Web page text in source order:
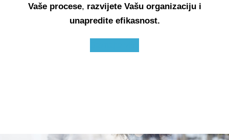
Vaše procese, razvijete Vašu organizaciju i
unapredite efikasnost.